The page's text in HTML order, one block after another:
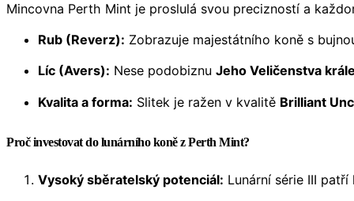
Mincovna Perth Mint je proslulá svou precizností a
Rub (Reverz): Zobrazuje majestátního koně s
Líc (Avers): Nese podobiznu Jeho Veličenstva
Kvalita a forma: Slitek je ražen v kvalitě Brilliant
Proč investovat do lunárního koně z Perth Mint?
Vysoký sběratelský potenciál: Lunární série III